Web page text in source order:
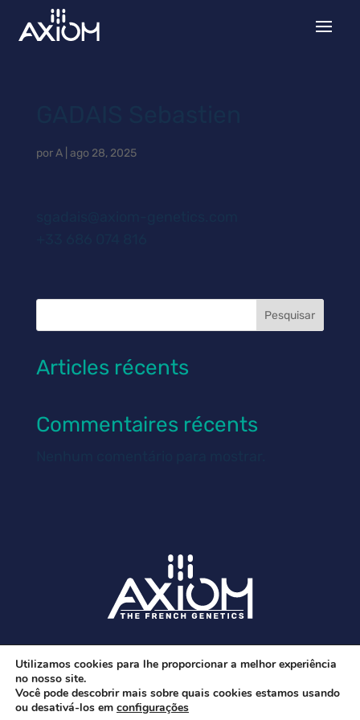
porA| ago 28, 2025
Pesquisar
Articles récents
Commentaires récents
Avisos legais e política de privacidade
Utilizamos cookies para lhe proporcionar a melhor experiência
no nosso site.
Você pode descobrir mais sobre quais cookies estamos usando
ou desativá-los em configurações